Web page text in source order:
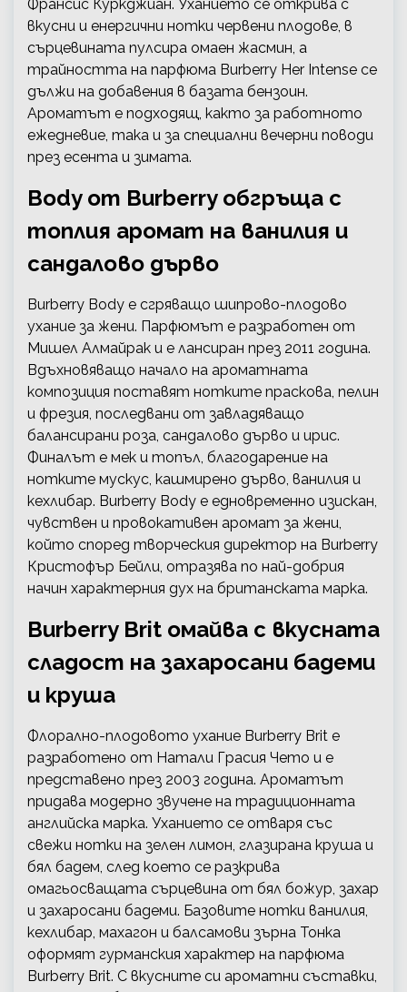
Франсис Куркджиан. Уханието се открива с
вкусни и енергични нотки червени плодове, в
сърцевината пулсира омаен жасмин, а
трайността на парфюма Burberry Her Intense се
дължи на добавения в базата бензоин.
Ароматът е подходящ, както за работното
ежедневие, така и за специални вечерни поводи
през есента и зимата.
Body от Burberry обгръща с
топлия аромат на ванилия и
сандалово дърво
Burberry Body е сгряващо шипрово-плодово
ухание за жени. Парфюмът е разработен от
Мишел Алмайрак и е лансиран през 2011 година.
Вдъхновяващо начало на ароматната
композиция поставят нотките праскова, пелин
и фрезия, последвани от завладяващо
балансирани роза, сандалово дърво и ирис.
Финалът е мек и топъл, благодарение на
нотките мускус, кашмирено дърво, ванилия и
кехлибар. Burberry Body е едновременно изискан,
чувствен и провокативен аромат за жени,
който според творческия директор на Burberry
Кристофър Бейли, отразява по най-добрия
начин характерния дух на британската марка.
Burberry Brit омайва с вкусната
сладост на захаросани бадеми
и круша
Флорално-плодовото ухание Burberry Brit е
разработено от Натали Грасия Чето и е
представено през 2003 година. Ароматът
придава модерно звучене на традиционната
английска марка. Уханието се отваря със
свежи нотки на зелен лимон, глазирана круша и
бял бадем, след което се разкрива
омагьосващата сърцевина от бял божур, захар
и захаросани бадеми. Базовите нотки ванилия,
кехлибар, махагон и балсамови зърна Тонка
оформят гурманския характер на парфюма
Burberry Brit. С вкусните си ароматни съставки,